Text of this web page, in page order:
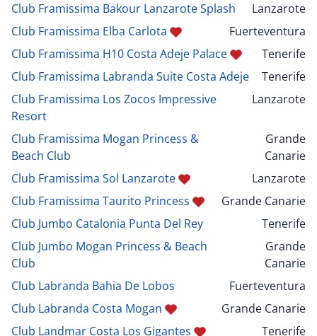
Club Framissima Bakour Lanzarote Splash
Lanzarote
Club Framissima Elba Carlota
Fuerteventura
Club Framissima H10 Costa Adeje Palace
Tenerife
Club Framissima Labranda Suite Costa Adeje
Tenerife
Club Framissima Los Zocos Impressive
Resort
Lanzarote
Club Framissima Mogan Princess &
Beach Club
Grande
Canarie
Club Framissima Sol Lanzarote
Lanzarote
Club Framissima Taurito Princess
Grande Canarie
Club Jumbo Catalonia Punta Del Rey
Tenerife
Club Jumbo Mogan Princess & Beach
Club
Grande
Canarie
Club Labranda Bahia De Lobos
Fuerteventura
Club Labranda Costa Mogan
Grande Canarie
Club Landmar Costa Los Gigantes
Tenerife